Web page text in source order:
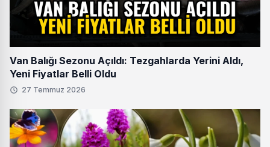
Van Balığı Sezonu Açıldı: Tezgahlarda Yerini Aldı,
Yeni Fiyatlar Belli Oldu
27 Temmuz 2026